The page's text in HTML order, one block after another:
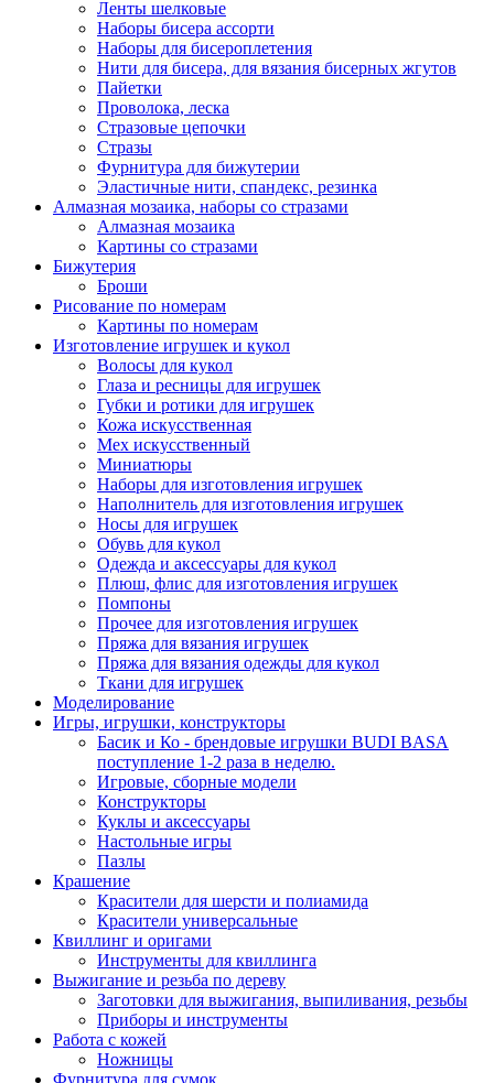
Ленты шелковые
Наборы бисера ассорти
Наборы для бисероплетения
Нити для бисера, для вязания бисерных жгутов
Пайетки
Проволока, леска
Стразовые цепочки
Стразы
Фурнитура для бижутерии
Эластичные нити, спандекс, резинка
Алмазная мозаика, наборы со стразами
Алмазная мозаика
Картины co стразами
Бижутерия
Броши
Рисование по номерам
Картины по номерам
Изготовление игрушек и кукол
Волосы для кукол
Глаза и ресницы для игрушек
Губки и ротики для игрушек
Кожа искусственная
Мех искусственный
Миниатюры
Наборы для изготовления игрушек
Наполнитель для изготовления игрушек
Носы для игрушек
Обувь для кукол
Одежда и аксессуары для кукол
Плюш, флис для изготовления игрушек
Помпоны
Прочее для изготовления игрушек
Пряжа для вязания игрушек
Пряжа для вязания одежды для кукол
Ткани для игрушек
Моделирование
Игры, игрушки, конструкторы
Басик и Ко - брендовые игрушки BUDI BASA
поступление 1-2 раза в неделю.
Игровые, сборные модели
Конструкторы
Куклы и аксессуары
Настольные игры
Пазлы
Крашение
Красители для шерсти и полиамида
Красители универсальные
Квиллинг и оригами
Инструменты для квиллинга
Выжигание и резьба по дереву
Заготовки для выжигания, выпиливания, резьбы
Приборы и инструменты
Работа с кожей
Ножницы
Фурнитура для сумок